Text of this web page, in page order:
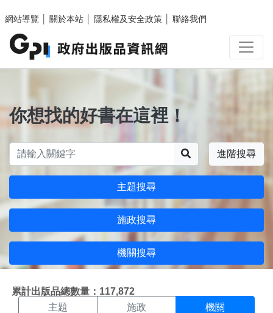
網站導覽
關於本站 隱私權及安全政策 聯絡我們
你想找的好書在這裡！
進階搜尋
主題搜尋
施政搜尋
機關搜尋
累計出版品總數量：117,872
機關搜尋結果頁面
主題 施政 機關